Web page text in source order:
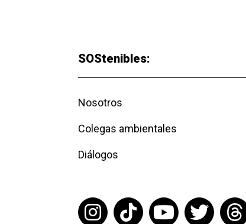
SOStenibles:
Nosotros
Colegas ambientales
Diálogos